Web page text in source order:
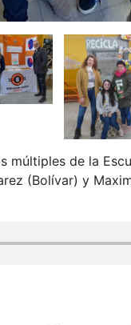
múltiples de la
(Bolívar) y